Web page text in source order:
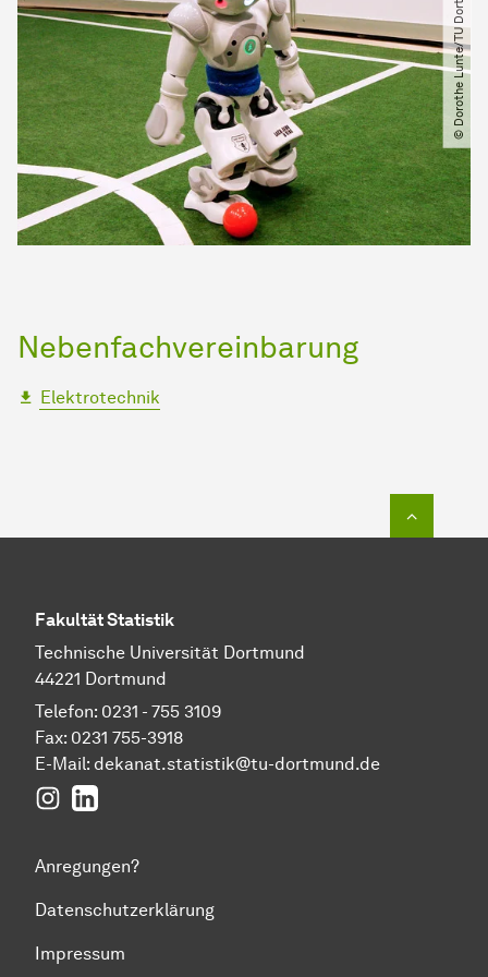
© Dorothe Lunte​/​TU Dortmund
Nebenfachvereinbarung
Elektrotechnik
Fakultät Statistik
Technische Universität Dortmund
44221 Dortmund
Telefon: 0231 - 755 3109
Fax: 0231 755-3918
E-Mail: dekanat.statistik@tu-dortmund.de
Instagram
LinkedIn
Anregungen?
Datenschutzerklärung
Impressum